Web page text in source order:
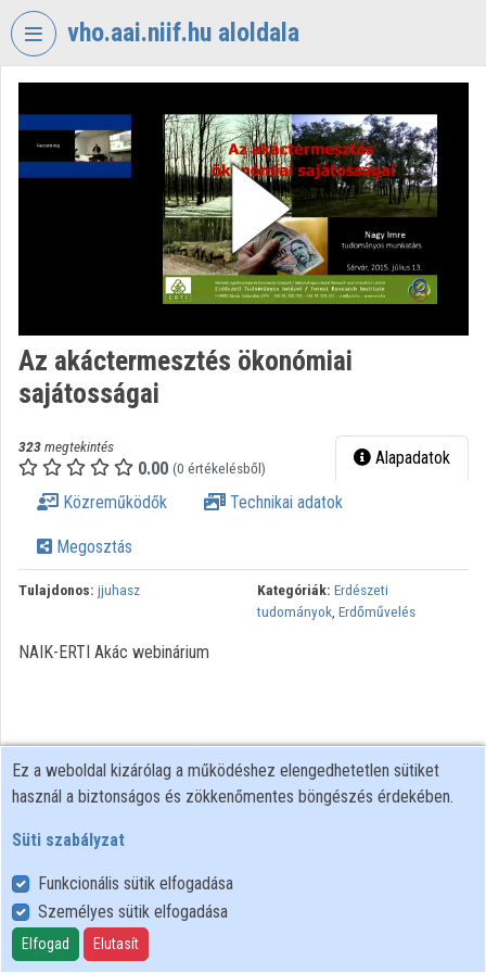
Fejléc kihagyása
vho.aai.niif.hu aloldala
VHO.AAI.NIIF.HU
Intézményi kezdőlap
Intézményi felfedezés
Kategóriák
Intézményi listák
Közreműködők
Az akáctermesztés ökonómiai
sajátosságai
323megtekintés
0.00 (0 értékelésből) Alapadatok
Közreműködők Technikai adatok
Megosztás
Tulajdonos: jjuhasz Kategóriák: Erdészeti
tudományok, Erdőművelés
NAIK-ERTI Akác webinárium
Felhasználói szabályzat
Adatkezelési tájékoztató
Süti szabályzat
Ez a weboldal kizárólag a működéshez elengedhetetlen sütiket
használ a biztonságos és zökkenőmentes böngészés érdekében.
Süti szabályzat
Funkcionális sütik elfogadása
Személyes sütik elfogadása
Elfogad Elutasít